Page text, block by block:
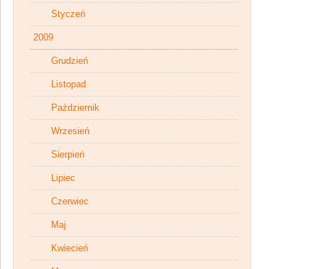
Styczeń
2009
Grudzień
Listopad
Październik
Wrzesień
Sierpień
Lipiec
Czerwiec
Maj
Kwiecień